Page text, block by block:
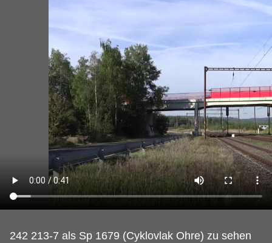
242 213-7 als Sp 1679 (Cyklovlak Ohre) zu sehen